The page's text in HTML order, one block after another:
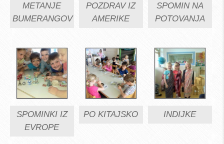
METANJE
BUMERANGOV
POZDRAV IZ
AMERIKE
SPOMIN NA
POTOVANJA
SPOMINKI IZ
EVROPE
PO KITAJSKO INDIJKE